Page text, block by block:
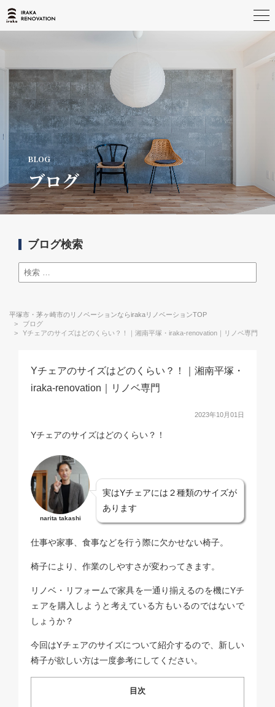
ブログ
ブログ検索
平塚市・茅ヶ崎市のリノベーションならirakaリノベーションTOP
ブログ
Yチェアのサイズはどのくらい？！｜湘南平塚・iraka-renovation｜リノベ専門
Yチェアのサイズはどのくらい？！｜湘南平塚・
iraka-renovation｜リノベ専門
2023年10月01日
Yチェアのサイズはどのくらい？！
narita takashi
実はYチェアには２種類のサイズが
あります
仕事や家事、食事などを行う際に欠かせない椅子。
椅子により、作業のしやすさが変わってきます。
リノベ・リフォームで家具を一通り揃えるのを機にYチ
ェアを購入しようと考えている方もいるのではないで
しょうか？
今回はYチェアのサイズについて紹介するので、新しい
椅子が欲しい方は一度参考にしてください。
目次